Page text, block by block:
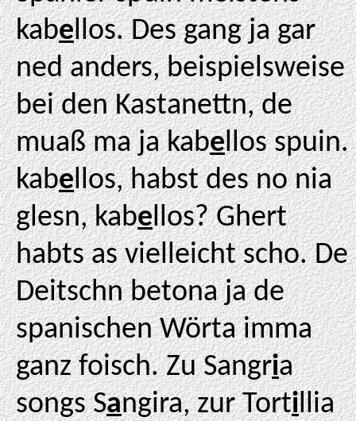
kabellos. Des gang ja gar
ned anders, beispielsweise
bei den Kastanettn, de
muaß ma ja kabellos spuin.
kabellos, habst des no nia
glesn, kabellos? Ghert
habts as vielleicht scho. De
Deitschn betona ja de
spanischen Wörta imma
ganz foisch. Zu Sangria
songs Sangira, zur Tortillia